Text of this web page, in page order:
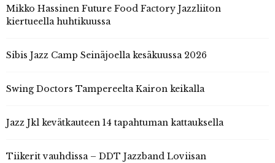
Mikko Hassinen Future Food Factory Jazzliiton
kiertueella huhtikuussa
Sibis Jazz Camp Seinäjoella kesäkuussa 2026
Swing Doctors Tampereelta Kairon keikalla
Jazz Jkl kevätkauteen 14 tapahtuman kattauksella
Tiikerit vauhdissa – DDT Jazzband Loviisan